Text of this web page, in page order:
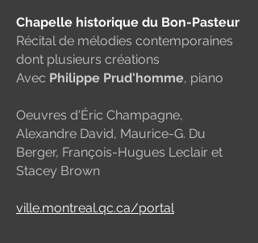
Chapelle historique du Bon-Pasteur
Récital de mélodies contemporaines
dont plusieurs créations
Avec Philippe Prud'homme, piano
Oeuvres d'Éric Champagne,
Alexandre David, Maurice-G. Du
Berger, François-Hugues Leclair et
Stacey Brown
ville.montreal.qc.ca/portal